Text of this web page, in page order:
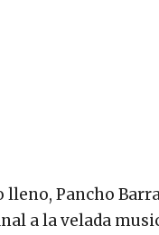
lleno, Pancho
a la velada